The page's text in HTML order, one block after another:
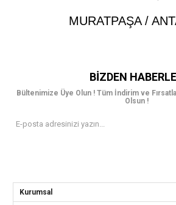
MURATPAŞA /
BIZDEN
Bültenimize Üye Olun ! Tüm İndirim ve
Olsun !
Kurumsal